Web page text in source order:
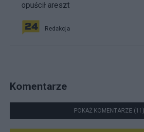
opuścił areszt
Redakcja
Komentarze
POKAŻ KOMENTARZE (11)